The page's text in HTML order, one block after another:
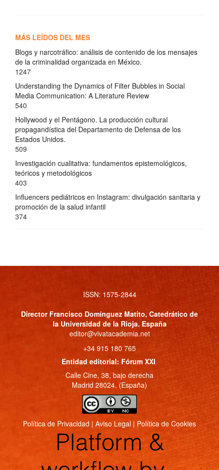
MÁS LEÍDOS DEL MES
Blogs y narcotráfico: análisis de contenido de los mensajes
de la criminalidad organizada en México.
1247
Understanding the Dynamics of Filter Bubbles in Social
Media Communication: A Literature Review
540
Hollywood y el Pentágono. La producción cultural
propagandística del Departamento de Defensa de los
Estados Unidos.
509
Investigación cualitativa: fundamentos epistemológicos,
teóricos y metodológicos
403
Influencers pediátricos en Instagram: divulgación sanitaria y
promoción de la salud infantil
374
ISSN: 1575-2844
Director Francisco Domínguez Matito, Catedrático de
la Universidad de la Rioja. España
editor@vivatacademia.net
+34 915 180 765
Entidad editorial: Fórum XXI
Calle Cine, 38, bajo derecha
Madrid 28024. (España)
Política de Privacidad | Aviso Legal | Política de Cookies